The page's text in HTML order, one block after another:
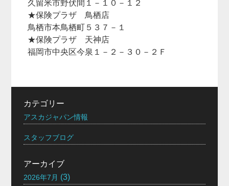
久留米市野伏間１－１０－１２
★保険プラザ 鳥栖店
鳥栖市本鳥栖町５３７－１
★保険プラザ 天神店
福岡市中央区今泉１－２－３０－２Ｆ
カテゴリー
アスカジャパン情報
スタッフブログ
アーカイブ
2026年7月 (3)